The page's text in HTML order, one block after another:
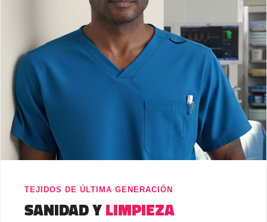
TEJIDOS DE ÚLTIMA GENERACIÓN
SANIDAD YLIMPIEZA